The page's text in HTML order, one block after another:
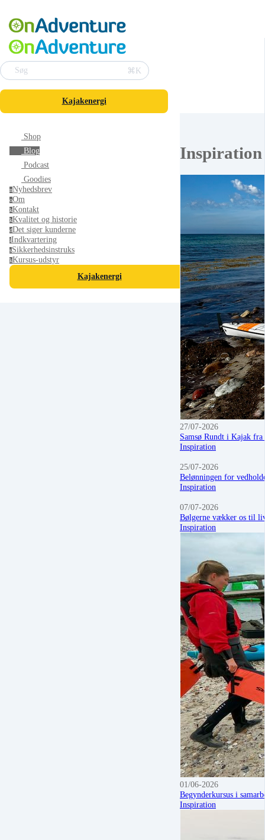
Søg ⌘K
Kajakenergi
Shop
Blog
Podcast
Goodies
nNyhedsbrev
oOm
kKontakt
kKvalitet og historie
dDet siger kunderne
iIndkvartering
sSikkerhedsinstruks
kKursus-udstyr
Kajakenergi
Inspiration
27/07-2026
Samsø Rundt i Kajak fra
Inspiration
25/07-2026
Belønningen for
Inspiration
07/07-2026
Bølgerne vækker os til
Inspiration
01/06-2026
Begynderkursus i
Inspiration